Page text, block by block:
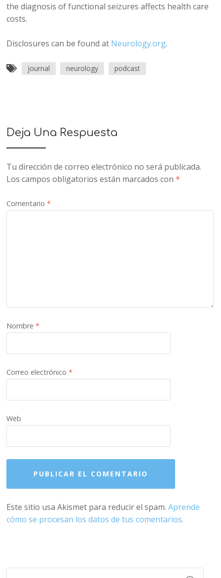
the diagnosis of functional seizures affects health care
costs.
Disclosures can be found at Neurology.org.
journal neurology podcast
Deja Una Respuesta
Tu dirección de correo electrónico no será publicada.
Los campos obligatorios están marcados con*
Comentario*
Nombre*
Correo electrónico*
Web
Este sitio usa Akismet para reducir el spam.Aprende
cómo se procesan los datos de tus comentarios.